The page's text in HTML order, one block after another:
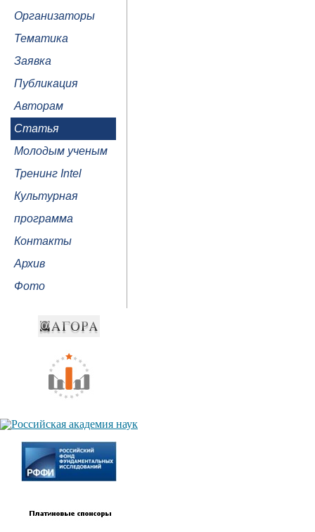
Организаторы
Тематика
Заявка
Публикация
Авторам
Статья
Молодым ученым
Тренинг Intel
Культурная
программа
Контакты
Архив
Фото